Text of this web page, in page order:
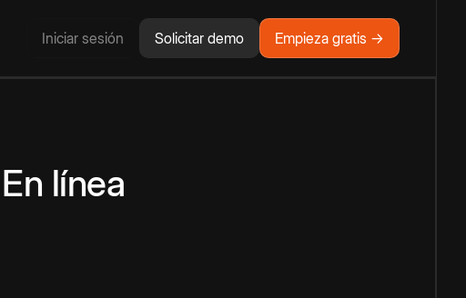
Iniciar sesión Solicitar demo Empieza gratis →
En línea